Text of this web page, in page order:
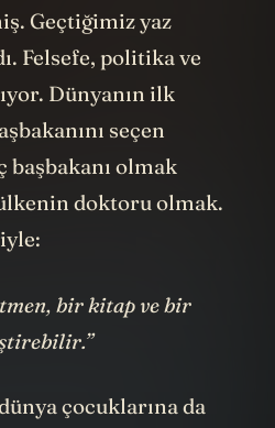
Geçtiğimiz yaz
Felsefe, politika ve
Dünyanın ilk
seçen
başbakanı olmak
doktoru olmak.
bir kitap ve bir
çocuklarına da